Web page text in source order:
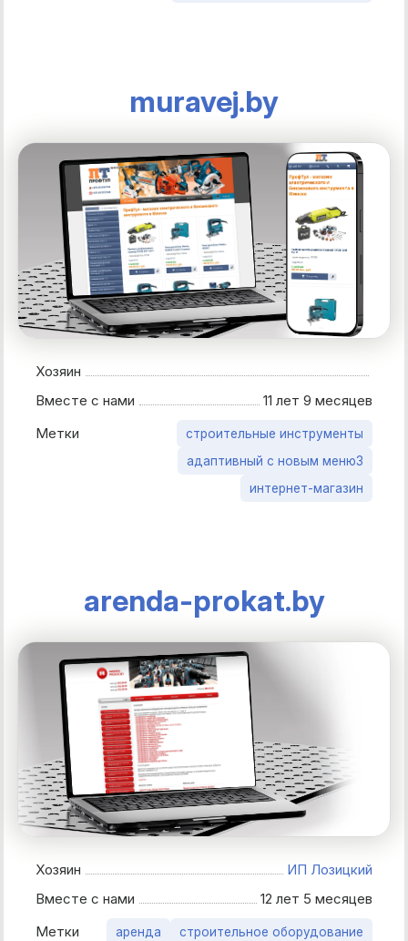
muravej.by
Хозяин
Вместе с нами
11 лет 9 месяцев
Метки
строительные инструменты
адаптивный с новым меню3
интернет-магазин
arenda-prokat.by
Хозяин
ИП Лозицкий
Вместе с нами
12 лет 5 месяцев
Метки
аренда строительное оборудование